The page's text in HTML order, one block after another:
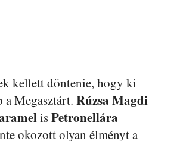
kellett döntenie, hogy ki
Megasztárt. Rúzsa Magdi
isPetronellára
okozott olyan élményt a